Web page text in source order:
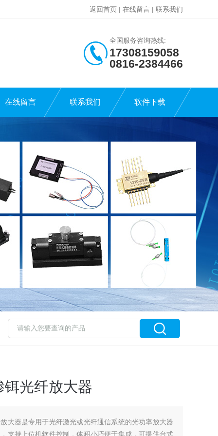
返回首页 | 在线留言 | 联系我们
全国服务咨询热线:
17308159058
0816-2384466
在线留言 联系我们 软件下载
光纤放大器
大器是专用于光纤激光或光纤通信系统的光功率放大器
支持上位机软件控制，体积小巧便于集成，可提供台式